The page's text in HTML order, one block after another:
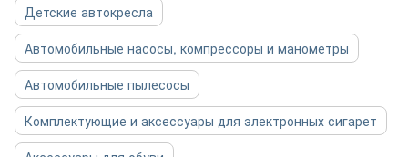
Детские автокресла
Автомобильные насосы, компрессоры и манометры
Автомобильные пылесосы
Комплектующие и аксессуары для электронных сигарет